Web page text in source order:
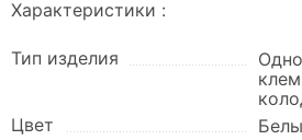
Характеристики :
Тип изделия
Цвет